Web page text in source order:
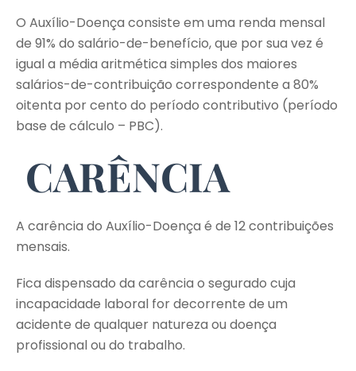
O Auxílio-Doença consiste em uma renda mensal
de 91% do salário-de-benefício, que por sua vez é
igual a média aritmética simples dos maiores
salários-de-contribuição correspondente a 80%
oitenta por cento do período contributivo (período
base de cálculo – PBC).
CARÊNCIA
A carência do Auxílio-Doença é de 12 contribuições
mensais.
Fica dispensado da carência o segurado cuja
incapacidade laboral for decorrente de um
acidente de qualquer natureza ou doença
profissional ou do trabalho.